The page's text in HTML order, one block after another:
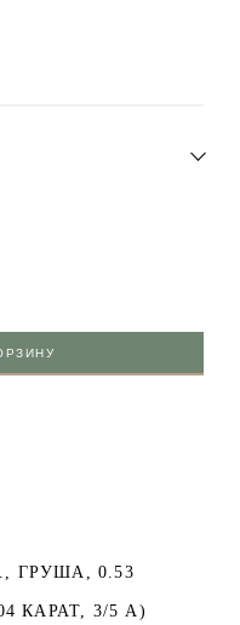
ГРУША, 0.53
КАРАТ, 3/5 А)